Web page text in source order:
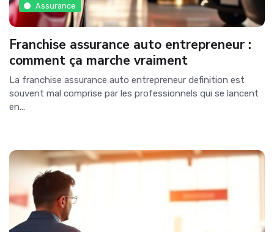
Assurance
Franchise assurance auto entrepreneur :
comment ça marche vraiment
La franchise assurance auto entrepreneur definition est
souvent mal comprise par les professionnels qui se lancent
en...